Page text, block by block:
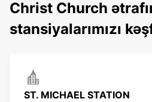
Christ Church
stansiyalarımızı
ST. MICHAEL STATION